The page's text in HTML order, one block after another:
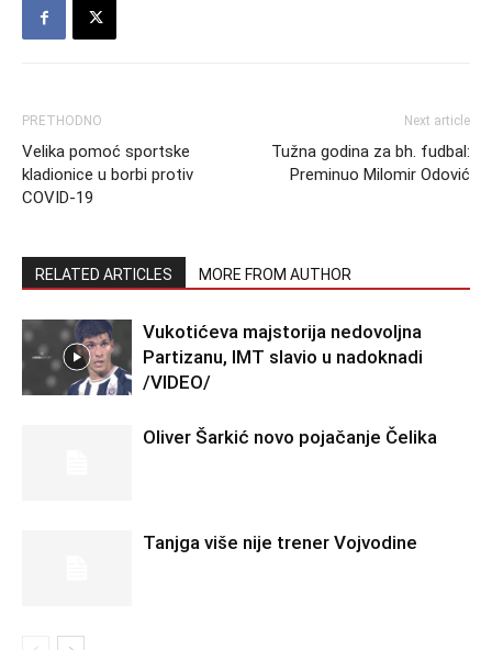
PRETHODNO
Velika pomoć sportske
kladionice u borbi protiv
COVID-19
Next article
Tužna godina za bh. fudbal:
Preminuo Milomir Odović
RELATED ARTICLES MORE FROM AUTHOR
Vukotićeva majstorija nedovoljna
Partizanu, IMT slavio u nadoknadi
/VIDEO/
Oliver Šarkić novo pojačanje Čelika
Tanjga više nije trener Vojvodine